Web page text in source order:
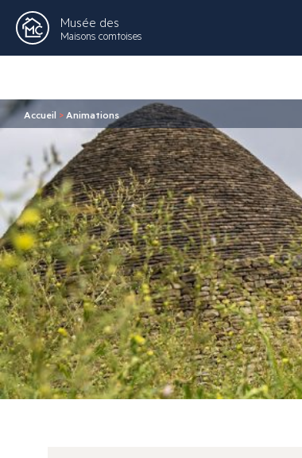
Musée des
Maisons comtoises
Accueil > Animations